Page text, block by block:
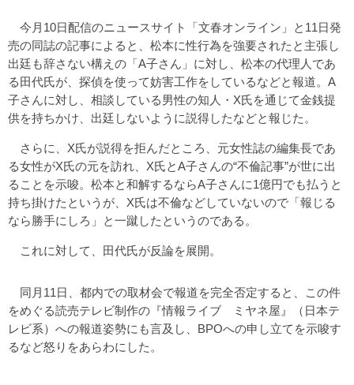
今月10日配信のニュースサイト「文春オンライン」と11日発
売の同誌の記事によると、松本に性行為を強要されたと主張し
出廷も辞さない構えの「A子さん」に対し、松本の代理人であ
る田代氏が、探偵を使って妨害工作をしているなどと報道。A
子さんに対し、相談している男性の知人・X氏を通じて金銭提
供を持ちかけ、出廷しないように説得したなどと報じた。
さらに、X氏が説得を拒んだところ、元女性誌の編集長であ
る女性がX氏の元を訪れ、X氏とA子さんの“不倫記事”が世に出
ることを示唆。松本と和解するならA子さんに1億円でも払うと
持ち掛けたというが、X氏は不倫などしていないので「報じる
なら勝手にしろ」と一蹴したというのである。
これに対して、田代氏が反論を展開。
同月11日、都内での取材会で報道を完全否定すると、この件
をめぐる読売テレビ制作の『情報ライブ ミヤネ屋』（日本テ
レビ系）への報道姿勢にも言及し、BPOへの申し立てを示唆す
るなど怒りをあらわにした。